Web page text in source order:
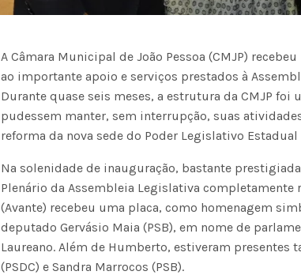
A Câmara Municipal de João Pessoa (CMJP)
ao importante apoio e serviços prestados à
Durante quase seis meses, a estrutura da CMJP
pudessem manter, sem interrupção, suas
reforma da nova sede do Poder Legislativo
Na solenidade de inauguração, bastante
Plenário da Assembleia Legislativa completamente
(Avante) recebeu uma placa, como homenagem
deputado Gervásio Maia (PSB), em nome de
Laureano. Além de Humberto, estiveram presentes
(PSDC) e Sandra Marrocos (PSB).